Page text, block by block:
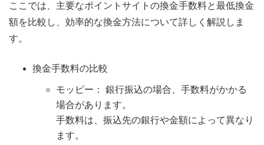
ここでは、主要なポイントサイトの換金手数料と最低換金
額を比較し、効率的な換金方法について詳しく解説しま
す。
換金手数料の比較
モッピー： 銀行振込の場合、手数料がかかる
場合があります。
手数料は、振込先の銀行や金額によって異なり
ます。